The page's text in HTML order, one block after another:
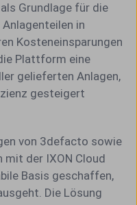
Grundlage für die
in
Kosteneinsparungen
Plattform eine
gelieferten Anlagen,
gesteigert
von 3defacto sowie
mit der IXON Cloud
Basis geschaffen,
Die Lösung